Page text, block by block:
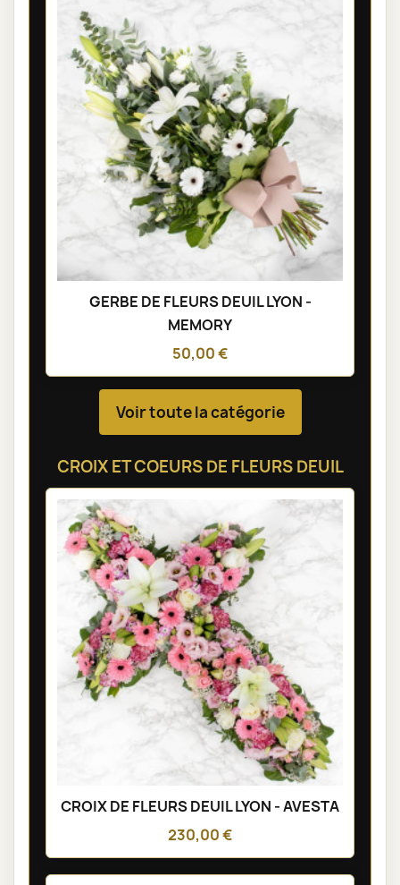
GERBE DE FLEURS DEUIL LYON -
MEMORY
50,00 €
Voir toute la catégorie
CROIX ET COEURS DE FLEURS DEUIL
CROIX DE FLEURS DEUIL LYON - AVESTA
230,00 €